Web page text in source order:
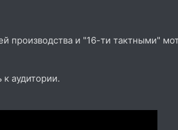
производства и "16-ти тактными"
аудитории.